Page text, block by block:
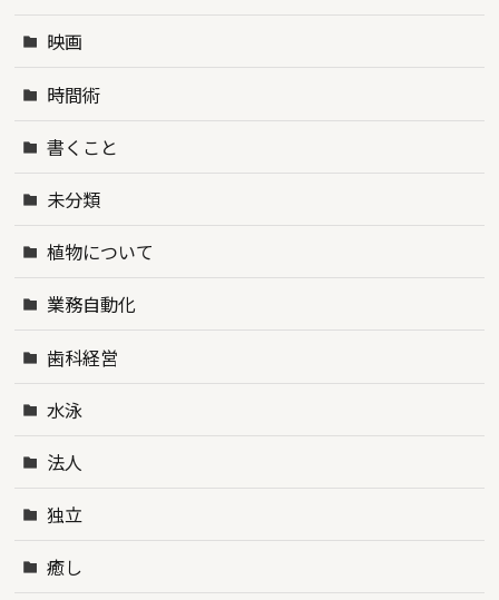
映画
時間術
書くこと
未分類
植物について
業務自動化
歯科経営
水泳
法人
独立
癒し